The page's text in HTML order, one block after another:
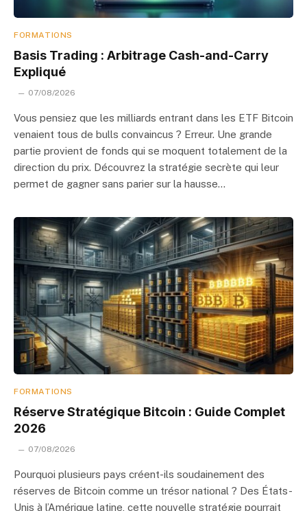
FORMATIONS
Basis Trading : Arbitrage Cash-and-Carry
Expliqué
07/08/2026
Vous pensiez que les milliards entrant dans les ETF Bitcoin
venaient tous de bulls convaincus ? Erreur. Une grande
partie provient de fonds qui se moquent totalement de la
direction du prix. Découvrez la stratégie secrète qui leur
permet de gagner sans parier sur la hausse…
FORMATIONS
Réserve Stratégique Bitcoin : Guide Complet
2026
07/08/2026
Pourquoi plusieurs pays créent-ils soudainement des
réserves de Bitcoin comme un trésor national ? Des États-
Unis à l’Amérique latine, cette nouvelle stratégie pourrait